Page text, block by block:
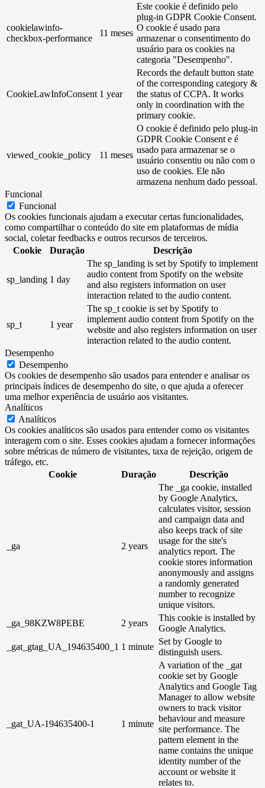
cookielawinfo-
checkbox-performance
11 meses
Este cookie é definido pelo
plug-in GDPR Cookie Consent.
O cookie é usado para
armazenar o consentimento do
usuário para os cookies na
categoria "Desempenho".
CookieLawInfoConsent 1 year
Records the default button state
of the corresponding category &
the status of CCPA. It works
only in coordination with the
primary cookie.
viewed_cookie_policy 11 meses
O cookie é definido pelo plug-in
GDPR Cookie Consent e é
usado para armazenar se o
usuário consentiu ou não com o
uso de cookies. Ele não
armazena nenhum dado pessoal.
Funcional
Funcional
Os cookies funcionais ajudam a executar certas funcionalidades,
como compartilhar o conteúdo do site em plataformas de mídia
social, coletar feedbacks e outros recursos de terceiros.
Cookie
Duração Descrição
sp_landing 1 day
The sp_landing is set by Spotify to implement
audio content from Spotify on the website
and also registers information on user
interaction related to the audio content.
sp_t 1 year
The sp_t cookie is set by Spotify to
implement audio content from Spotify on the
website and also registers information on user
interaction related to the audio content.
Desempenho
Desempenho
Os cookies de desempenho são usados ​​para entender e analisar os
principais índices de desempenho do site, o que ajuda a oferecer
uma melhor experiência de usuário aos visitantes.
Analíticos
Analíticos
Os cookies analíticos são usados ​​para entender como os visitantes
interagem com o site. Esses cookies ajudam a fornecer informações
sobre métricas de número de visitantes, taxa de rejeição, origem de
tráfego, etc.
Cookie
Duração Descrição
_ga 2 years
The _ga cookie, installed
by Google Analytics,
calculates visitor, session
and campaign data and
also keeps track of site
usage for the site's
analytics report. The
cookie stores information
anonymously and assigns
a randomly generated
number to recognize
unique visitors.
_ga_98KZW8PEBE
2 years
This cookie is installed by
Google Analytics.
_gat_gtag_UA_194635400_1 1 minute
Set by Google to
distinguish users.
_gat_UA-194635400-1 1 minute
A variation of the _gat
cookie set by Google
Analytics and Google Tag
Manager to allow website
owners to track visitor
behaviour and measure
site performance. The
pattern element in the
name contains the unique
identity number of the
account or website it
relates to.